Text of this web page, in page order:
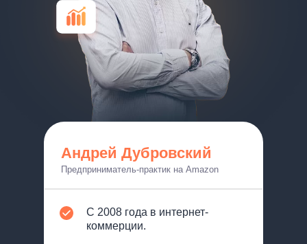
Андрей Дубровский
Предприниматель-практик на Amazon
С 2008 года в интернет-
коммерции.